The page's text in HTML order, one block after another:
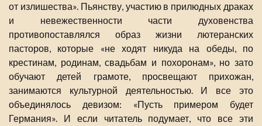
от излишества». Пьянству, участию в прилюдных драках
и невежественности части духовенства
противопоставлялся образ жизни лютеранских
пасторов, которые «не ходят никуда на обеды, по
крестинам, родинам, свадьбам и похоронам», но зато
обучают детей грамоте, просвещают прихожан,
занимаются культурной деятельностью. И все это
объединялось девизом: «Пусть примером будет
Германия». И если читатель подумает, что все эти